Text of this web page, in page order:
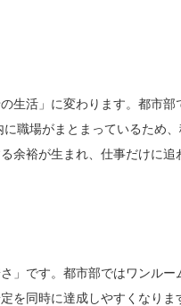
生活」に変わります。都市
職場がまとまっているため
余裕が生まれ、仕事だけに
」です。都市部ではワンル
を同時に達成しやすくなり